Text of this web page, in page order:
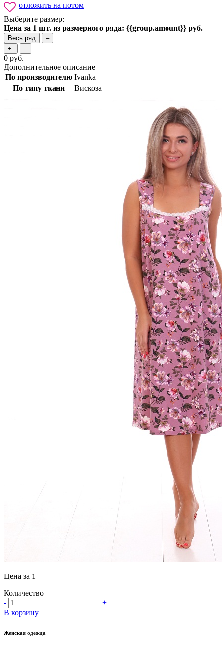
отложить на потом
Выберите размер:
Цена за 1 шт. из размерного ряда: {{group.amount}} руб.
Весь ряд
–
+
–
0 руб.
Дополнительное описание
По производителю Ivanka
По типу ткани
Вискоза
Цена за 1
Количество
-
+
В корзину
Женская одежда